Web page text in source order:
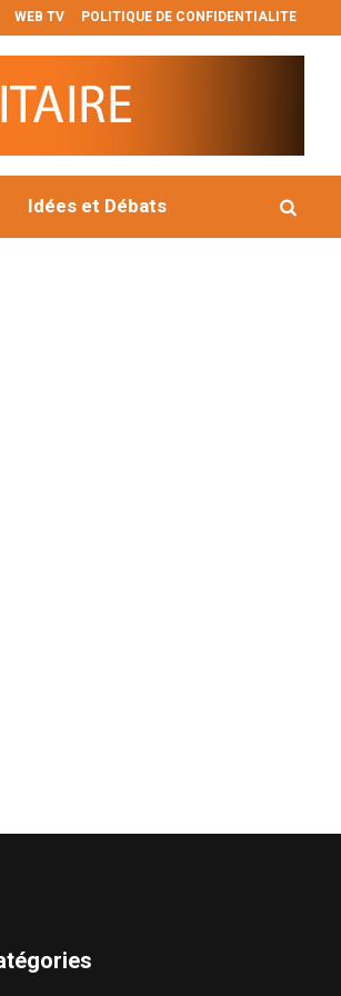
WEB TV POLITIQUE DE CONFIDENTIALITE
𝐜𝐢𝐭𝐨𝐲𝐞𝐧𝐧𝐞𝐬 𝐝𝐞𝐬 𝐏𝐮𝐩𝐢𝐥𝐥𝐞𝐬 𝐝𝐞 𝐥𝐚 𝐍𝐚𝐭𝐢𝐨𝐧 : 𝐥𝐞
Idées et Débats